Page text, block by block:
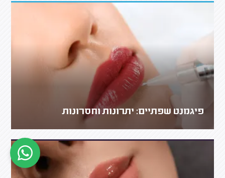
פיגמנט שפתיים: יתרונות וחסרונות